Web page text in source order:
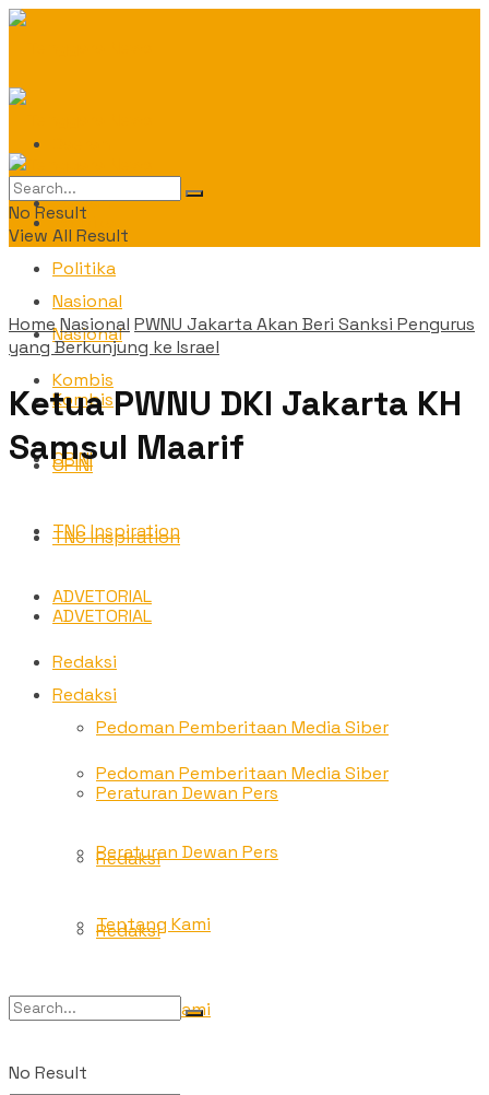
Politika
Nasional
Kombis
OPINI
TNC Inspiration
ADVETORIAL
Redaksi
Pedoman Pemberitaan Media Siber
Peraturan Dewan Pers
Redaksi
Tentang Kami
Daerah
Politika
Nasional
Kombis
OPINI
TNC Inspiration
ADVETORIAL
Redaksi
Pedoman Pemberitaan Media Siber
Peraturan Dewan Pers
Redaksi
Tentang Kami
No Result
No Result
View All Result
HomeNasional PWNU Jakarta Akan Beri Sanksi Pengurus
yang Berkunjung ke Israel
Ketua PWNU DKI Jakarta KH
Samsul Maarif